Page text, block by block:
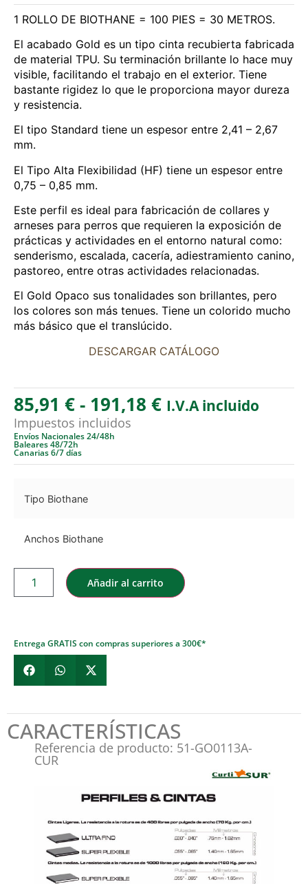
1 ROLLO DE BIOTHANE = 100 PIES = 30 METROS.
El acabado Gold es un tipo cinta recubierta fabricada
de material TPU. Su terminación brillante lo hace muy
visible, facilitando el trabajo en el exterior. Tiene
bastante rigidez lo que le proporciona mayor dureza
y resistencia.
El tipo Standard tiene un espesor entre 2,41 – 2,67
mm.
El Tipo Alta Flexibilidad (HF) tiene un espesor entre
0,75 – 0,85 mm.
Este perfil es ideal para fabricación de collares y
arneses para perros que requieren la exposición de
prácticas y actividades en el entorno natural como:
senderismo, escalada, cacería, adiestramiento canino,
pastoreo, entre otras actividades relacionadas.
El Gold Opaco sus tonalidades son brillantes, pero
los colores son más tenues. Tiene un colorido mucho
más básico que el translúcido.
DESCARGAR CATÁLOGO
85,91 €- 191,18 € I.V.A incluido
Impuestos incluidos
Envíos Nacionales 24/48h
Baleares 48/72h
Canarias 6/7 días
Tipo Biothane
Anchos Biothane
Añadir al carrito
Entrega GRATIS con compras superiores a 300€*
CARACTERÍSTICAS
Referencia de producto: 51-GO0113A-
CUR